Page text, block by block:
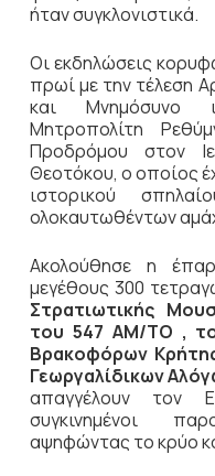
ήταν συγκλονιστικά.
Οι εκδηλώσεις
πρωί με την τέλεση
και Μνημόσυνο
Μητροπολίτη
Προδρόμου στον
Θεοτόκου, ο οποίος
ιστορικού
ολοκαυτωθέντων
Ακολούθησε η
μεγέθους 300
Στρατιωτικής
του 547 ΑΜ/ΤΟ ,
Βρακοφόρων
Γεωργαλίδικων
απαγγέλουν τον
συγκινημένοι
αψηφώντας το κρύο